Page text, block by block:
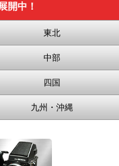
開中！
東北
中部
四国
九州・沖縄